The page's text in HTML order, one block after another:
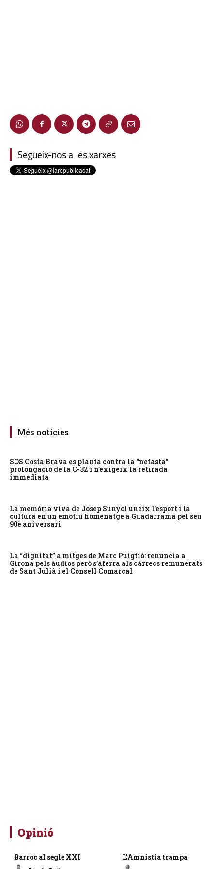
Segueix-nos a les xarxes
Més notícies
SOS Costa Brava es planta contra la “nefasta”
prolongació de la C-32 i n’exigeix la retirada
immediata
La memòria viva de Josep Sunyol uneix l’esport i la
cultura en un emotiu homenatge a Guadarrama pel seu
90è aniversari
La “dignitat” a mitges de Marc Puigtió: renuncia a
Girona pels àudios però s’aferra als càrrecs remunerats
de Sant Julià i el Consell Comarcal
Opinió
Barroc al segle XXI L’Amnistia trampa